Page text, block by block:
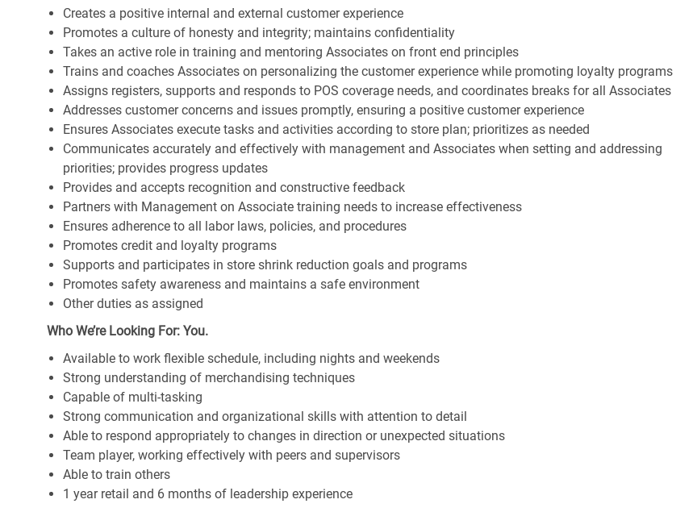
Creates a positive internal and external customer experience
Promotes a culture of honesty and integrity; maintains confidentiality
Takes an active role in training and mentoring Associates on front end principles
Trains and coaches Associates on personalizing the customer experience while promoting loyalty programs
Assigns registers, supports and responds to POS coverage needs, and coordinates breaks for all Associates
Addresses customer concerns and issues promptly, ensuring a positive customer experience
Ensures Associates execute tasks and activities according to store plan; prioritizes as needed
Communicates accurately and effectively with management and Associates when setting and addressing
priorities; provides progress updates
Provides and accepts recognition and constructive feedback
Partners with Management on Associate training needs to increase effectiveness
Ensures adherence to all labor laws, policies, and procedures
Promotes credit and loyalty programs
Supports and participates in store shrink reduction goals and programs
Promotes safety awareness and maintains a safe environment
Other duties as assigned
Who We’re Looking For: You.
Available to work flexible schedule, including nights and weekends
Strong understanding of merchandising techniques
Capable of multi-tasking
Strong communication and organizational skills with attention to detail
Able to respond appropriately to changes in direction or unexpected situations
Team player, working effectively with peers and supervisors
Able to train others
1 year retail and 6 months of leadership experience